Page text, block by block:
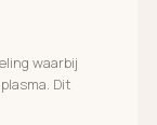
waarbij
Dit